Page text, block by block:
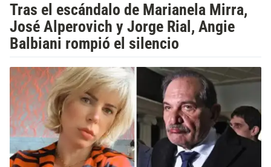
Tras el escándalo de Marianela Mirra,
José Alperovich y Jorge Rial, Angie
Balbiani rompió el silencio